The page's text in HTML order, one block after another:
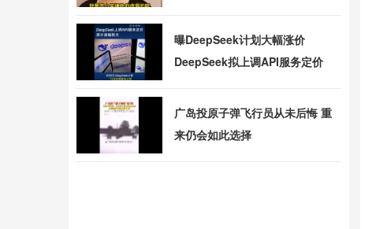
曝DeepSeek计划大幅涨价
DeepSeek拟上调API服务定价
广岛投原子弹飞行员从未后悔 重
来仍会如此选择